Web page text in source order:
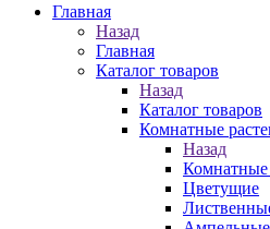
Главная
Назад
Главная
Каталог товаров
Назад
Каталог товаров
Комнатные
Назад
Комнатные
Цветущие